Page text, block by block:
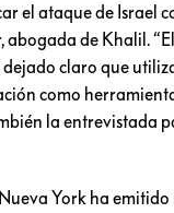
el ataque de Israel
abogada de Khalil.
claro que
como
la entrevistada
York ha